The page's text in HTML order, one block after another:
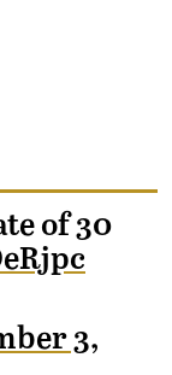
of 30
3,